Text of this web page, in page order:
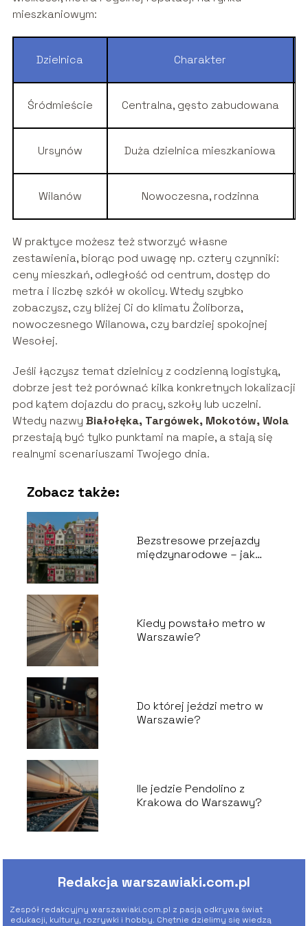
mieszkaniowym:
Dzielnica Charakter
Śródmieście Centralna, gęsto zabudowana
Ursynów Duża dzielnica mieszkaniowa
Wilanów Nowoczesna, rodzinna
W praktyce możesz też stworzyć własne
zestawienia, biorąc pod uwagę np. cztery czynniki:
ceny mieszkań, odległość od centrum, dostęp do
metra i liczbę szkół w okolicy. Wtedy szybko
zobaczysz, czy bliżej Ci do klimatu Żoliborza,
nowoczesnego Wilanowa, czy bardziej spokojnej
Wesołej.
Jeśli łączysz temat dzielnicy z codzienną logistyką,
dobrze jest też porównać kilka konkretnych lokalizacji
pod kątem dojazdu do pracy, szkoły lub uczelni.
Wtedy nazwy Białołęka, Targówek, Mokotów, Wola
przestają być tylko punktami na mapie, a stają się
realnymi scenariuszami Twojego dnia.
Zobacz także:
Bezstresowe przejazdy
międzynarodowe – jak
Kiedy powstało metro w
Warszawie?
Do której jeździ metro w
Warszawie?
Ile jedzie Pendolino z
Krakowa do Warszawy?
Redakcja warszawiaki.com.pl
Zespół redakcyjny warszawiaki.com.pl z pasją odkrywa świat
edukacji, kultury, rozrywki i hobby. Chętnie dzielimy się wiedzą